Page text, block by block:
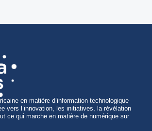
en matière d’information technologique
vers l’innovation, les initiatives, la révélation
ce qui marche en matière de numérique sur